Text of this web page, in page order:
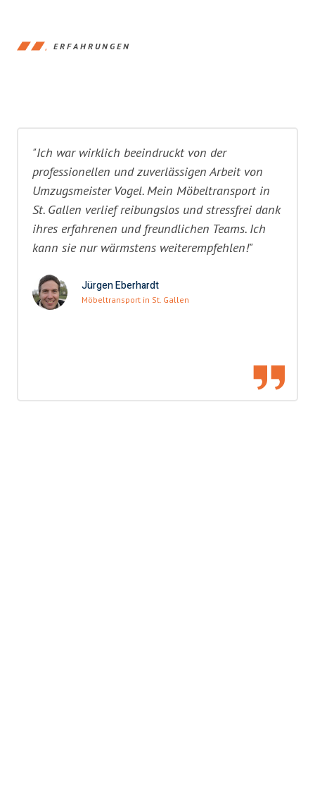
ERFAHRUNGEN
"Ich war wirklich beeindruckt von der
professionellen und zuverlässigen Arbeit von
Umzugsmeister Vogel. Mein Möbeltransport in
St. Gallen verlief reibungslos und stressfrei dank
ihres erfahrenen und freundlichen Teams. Ich
kann sie nur wärmstens weiterempfehlen!"
Jürgen Eberhardt
Möbeltransport in St. Gallen